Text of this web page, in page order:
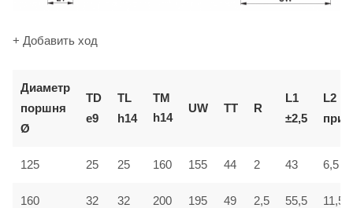
+ Добавить ход
Диаметр
поршня
Ø
TD
e9
TL
h14
TM
h14
UW TT R
L1
±2,5
L2
125 25 25 160 155 44 2 43 6,5
160 32 32 200 195 49 2,5 55,5 11,5